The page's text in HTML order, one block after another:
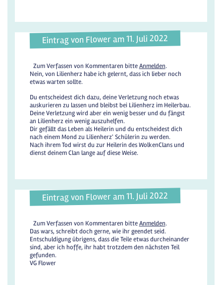
Eintrag von Flower am 11. Juli 2022
Zum Verfassen von Kommentaren bitteAnmelden.
Nein, von Lilienherz habe ich gelernt, dass ich lieber noch
etwas warten sollte.
Du entscheidest dich dazu, deine Verletzung noch etwas
auskurieren zu lassen und bleibst bei Lilienherz im Heilerbau.
Deine Verletzung wird aber ein wenig besser und du fängst
an Lilienherz ein wenig auszuhelfen.
Dir gefällt das Leben als Heilerin und du entscheidest dich
nach einem Mond zu Lilienherz' Schülerin zu werden.
Nach ihrem Tod wirst du zur Heilerin des WolkenClans und
dienst deinem Clan lange auf diese Weise.
Eintrag von Flower am 11. Juli 2022
Zum Verfassen von Kommentaren bitteAnmelden.
Das wars, schreibt doch gerne, wie ihr geendet seid.
Entschuldigung übrigens, dass die Teile etwas durcheinander
sind, aber ich hoffe, ihr habt trotzdem den nächsten Teil
gefunden.
VG Flower